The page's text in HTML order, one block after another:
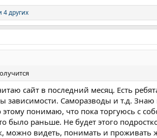
4 других
сайт в последний месяц. Есть
Саморазводы и т.д. Знаю
понимаю, что пока торгуюсь с
было раньше. Не будет этого
можно видеть, понимать и проживать